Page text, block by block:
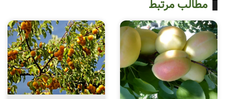
مطالب مرتبط